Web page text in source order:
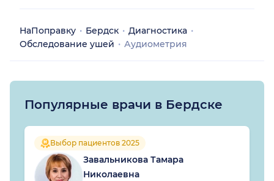
НаПоправку Бердск
Диагностика
Обследование ушей
Аудиометрия
Популярные врачи в Бердске
Выбор пациентов 2025
Завальникова Тамара
Николаевна